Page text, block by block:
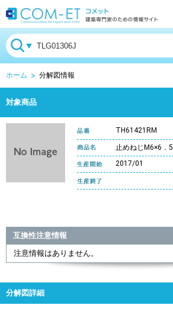
ホーム 分解図情報
対象商品
TH61421RM
止めねじM6×6．5
2017/01
互換性注意情報
注意情報はありません。
分解図詳細